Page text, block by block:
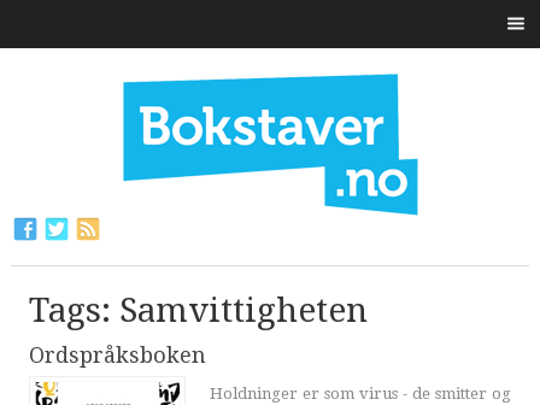
Tags: Samvittigheten
Ordspråksboken
Holdninger er som virus - de smitter og